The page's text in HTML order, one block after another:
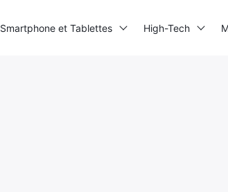
Smartphone et Tablettes High-Tech